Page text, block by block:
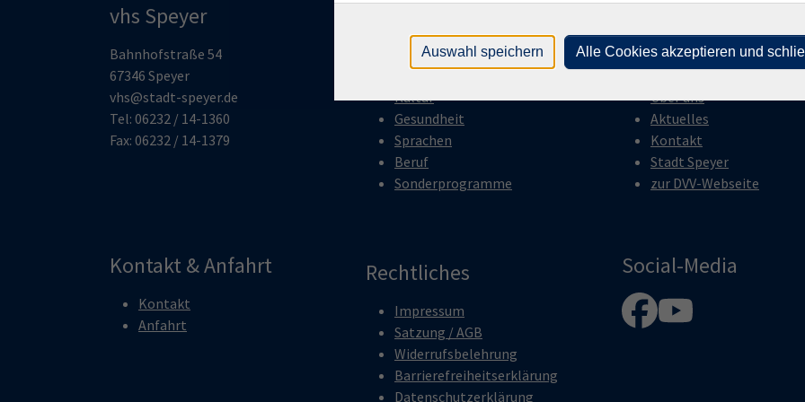
vhs Speyer
Bahnhofstraße 54
67346 Speyer
vhs@stadt-speyer.de
Tel: 06232 / 14-1360
Fax: 06232 / 14-1379
Online
Gesellschaft
Kultur
Gesundheit
Sprachen
Beruf
Sonderprogramme
Startseite
Anmeldung
Über uns
Aktuelles
Kontakt
Stadt Speyer
zur DVV-Webseite
Kontakt & Anfahrt
Kontakt
Anfahrt
Rechtliches
Impressum
Satzung / AGB
Widerrufsbelehrung
Barrierefreiheitserklärung
Datenschutzerklärung
Social-Media
Auswahl speichern Alle Cookies akzeptieren und